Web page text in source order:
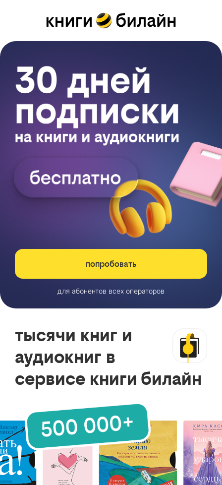
попробовать
для абонентов всех операторов
тысячи книг и
аудиокниг в
сервисе книги билайн